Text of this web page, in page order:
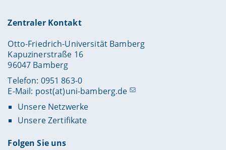
Zentraler Kontakt
Otto-Friedrich-Universität Bamberg
Kapuzinerstraße 16
96047 Bamberg
Telefon: 0951 863-0
E-Mail: post(at)uni-bamberg.de
Unsere Netzwerke
Unsere Zertifikate
Folgen Sie uns